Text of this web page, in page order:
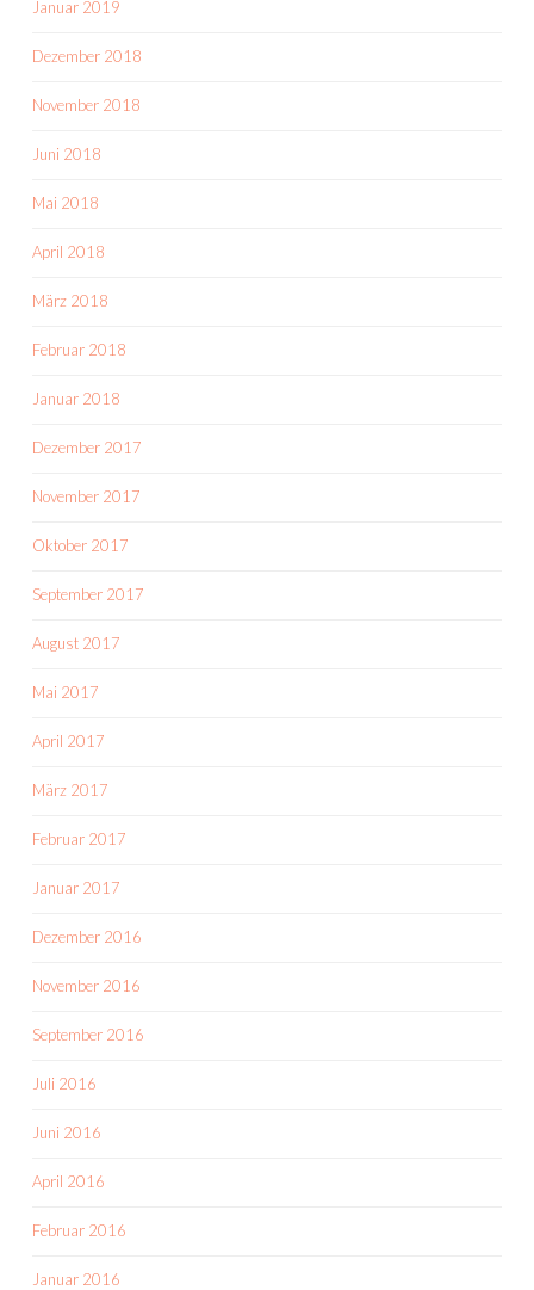
Januar 2019
Dezember 2018
November 2018
Juni 2018
Mai 2018
April 2018
März 2018
Februar 2018
Januar 2018
Dezember 2017
November 2017
Oktober 2017
September 2017
August 2017
Mai 2017
April 2017
März 2017
Februar 2017
Januar 2017
Dezember 2016
November 2016
September 2016
Juli 2016
Juni 2016
April 2016
Februar 2016
Januar 2016